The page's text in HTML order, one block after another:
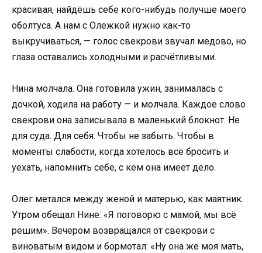
красивая, найдёшь себе кого-нибудь получше моего
оболтуса. А нам с Олежкой нужно как-то
выкручиваться, — голос свекрови звучал медово, но
глаза оставались холодными и расчётливыми.
Нина молчала. Она готовила ужин, занималась с
дочкой, ходила на работу — и молчала. Каждое слово
свекрови она записывала в маленький блокнот. Не
для суда. Для себя. Чтобы не забыть. Чтобы в
моменты слабости, когда хотелось всё бросить и
уехать, напомнить себе, с кем она имеет дело.
Олег метался между женой и матерью, как маятник.
Утром обещал Нине: «Я поговорю с мамой, мы всё
решим». Вечером возвращался от свекрови с
виноватым видом и бормотал: «Ну она же моя мать,